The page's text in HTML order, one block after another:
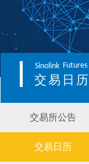
Sinolink Futures
交易日历
交易所公告
交易日历